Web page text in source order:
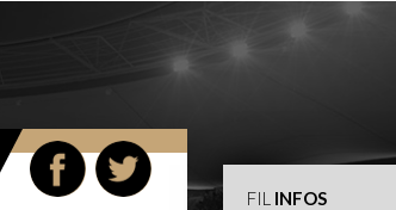
FIL INFOS